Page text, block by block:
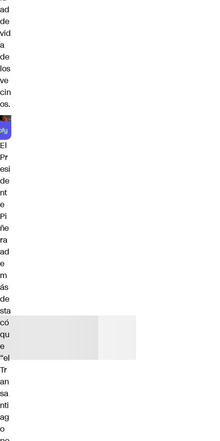
ad
de
vid
a
de
los
ve
cin
os.
El
Pr
esi
de
nt
e
Pi
ñe
ra
ad
e
m
ás
de
sta
có
qu
e
“el
Tr
an
sa
nti
ag
o